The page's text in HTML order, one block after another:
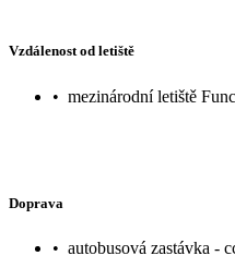
Vzdálenost od letiště
• mezinárodní letiště
Doprava
• autobusová zastávka -